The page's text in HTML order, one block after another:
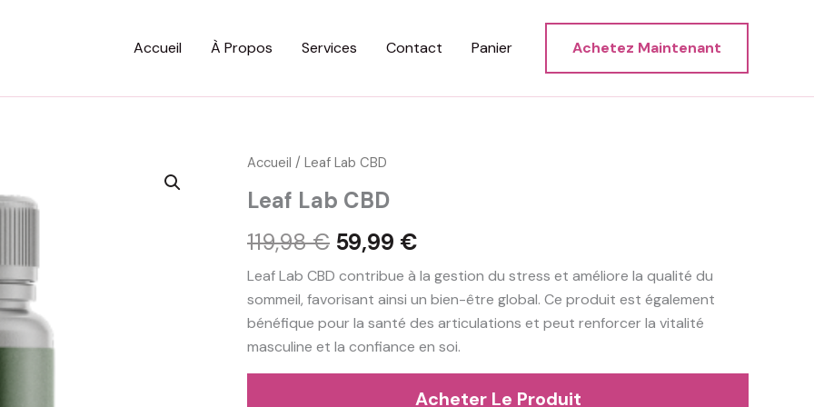
Accueil À Propos Services Contact Panier Achetez Maintenant
Accueil / Leaf Lab CBD
Leaf Lab CBD
119,98€ Le
prix
initial
était :
119,98 €.
59,99 €
prix
actuel
est :
59,99 €.
Leaf Lab CBD contribue à la gestion du stress et améliore la qualité du
sommeil, favorisant ainsi un bien-être global. Ce produit est également
bénéfique pour la santé des articulations et peut renforcer la vitalité
masculine et la confiance en soi.
Acheter Le Produit